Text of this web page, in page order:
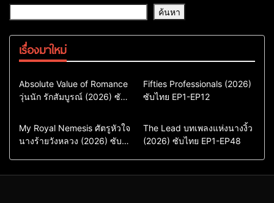
ค้นหา
เรื่องมาใหม่
Comedy
Drama
ซีรี่ย์เกาหลี
ซีรี่ย์เกาหลีพากย์ไทย
Absolute Value of Romance
วุ่นนัก รักสัมบูรณ์ (2026) ซับ
Action & Adventure
Comedy
Drama
ซีรี่ย์เกาหลีซับไทย
Fifties Professionals (2026)
ซับไทย EP1-EP12
Comedy
Drama
Sci-Fi & Fantasy
My Royal Nemesis ศัตรูหัวใจ
นางร้ายวังหลวง (2026) ซับ
Drama
ซีรี่ย์จีน
ซีรี่ย์จีนซับไทย
The Lead บทเพลงแห่งนางงิ้ว
(2026) ซับไทย EP1-EP48